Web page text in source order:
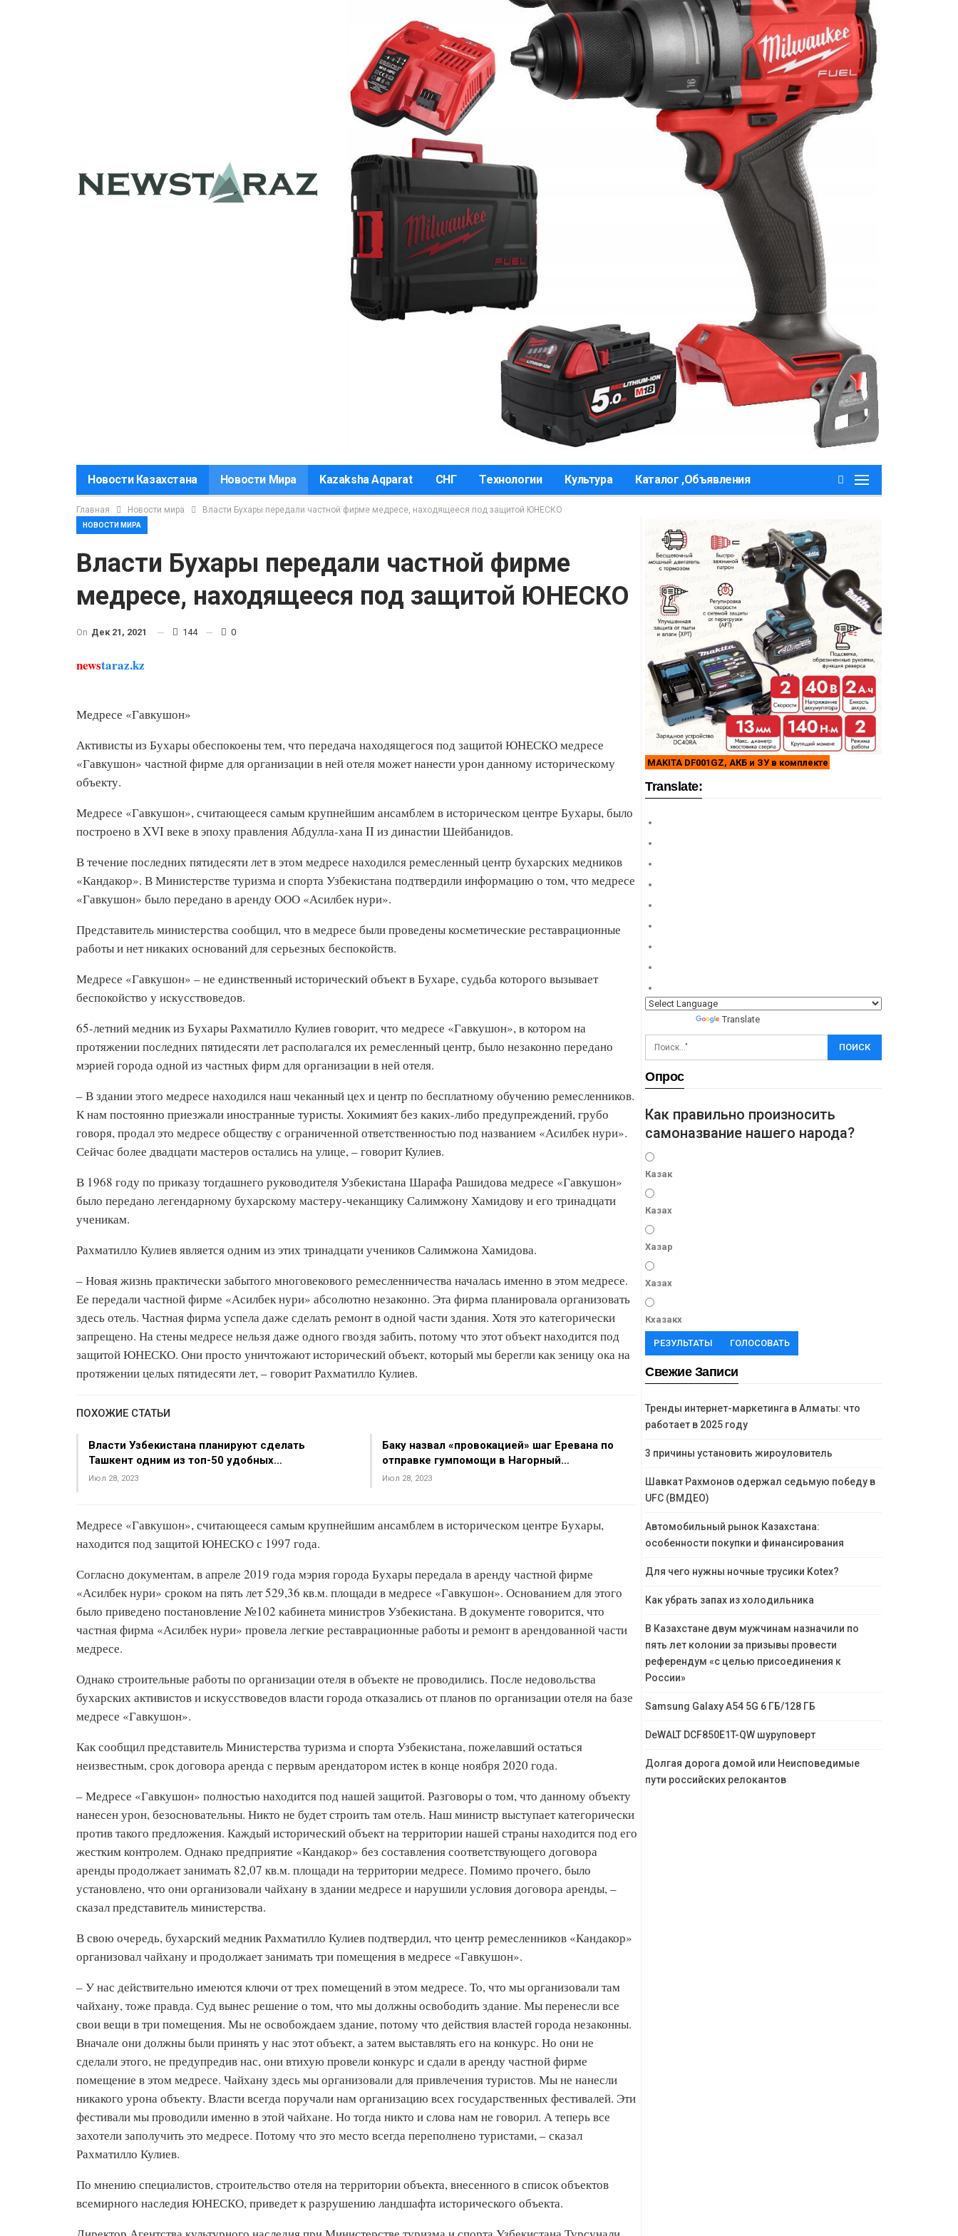
Новости Казахстана Новости Мира Kazaksha Aqparat СНГ Технологии Культура Каталог ,Объявления
Главная Новости мира Власти Бухары передали частной фирме медресе, находящееся под защитой ЮНЕСКО
НОВОСТИ МИРА
Власти Бухары передали частной фирме
медресе, находящееся под защитой ЮНЕСКО
On Дек 21, 2021 144 0
newstaraz.kz
Медресе «Гавкушон»
Активисты из Бухары обеспокоены тем, что передача находящегося под защитой ЮНЕСКО медресе
«Гавкушон» частной фирме для организации в ней отеля может нанести урон данному историческому
объекту.
Медресе «Гавкушон», считающееся самым крупнейшим ансамблем в историческом центре Бухары, было
построено в XVI веке в эпоху правления Абдулла-хана II из династии Шейбанидов.
В течение последних пятидесяти лет в этом медресе находился ремесленный центр бухарских медников
«Кандакор». В Министерстве туризма и спорта Узбекистана подтвердили информацию о том, что медресе
«Гавкушон» было передано в аренду ООО «Асилбек нури».
Представитель министерства сообщил, что в медресе были проведены косметические реставрационные
работы и нет никаких оснований для серьезных беспокойств.
Медресе «Гавкушон» – не единственный исторический объект в Бухаре, судьба которого вызывает
беспокойство у искусствоведов.
65-летний медник из Бухары Рахматилло Кулиев говорит, что медресе «Гавкушон», в котором на
протяжении последних пятидесяти лет располагался их ремесленный центр, было незаконно передано
мэрией города одной из частных фирм для организации в ней отеля.
– В здании этого медресе находился наш чеканный цех и центр по бесплатному обучению ремесленников.
К нам постоянно приезжали иностранные туристы. Хокимият без каких-либо предупреждений, грубо
говоря, продал это медресе обществу с ограниченной ответственностью под названием «Асилбек нури».
Сейчас более двадцати мастеров остались на улице, – говорит Кулиев.
В 1968 году по приказу тогдашнего руководителя Узбекистана Шарафа Рашидова медресе «Гавкушон»
было передано легендарному бухарскому мастеру-чеканщику Салимжону Хамидову и его тринадцати
ученикам.
Рахматилло Кулиев является одним из этих тринадцати учеников Салимжона Хамидова.
– Новая жизнь практически забытого многовекового ремесленничества началась именно в этом медресе.
Ее передали частной фирме «Асилбек нури» абсолютно незаконно. Эта фирма планировала организовать
здесь отель. Частная фирма успела даже сделать ремонт в одной части здания. Хотя это категорически
запрещено. На стены медресе нельзя даже одного гвоздя забить, потому что этот объект находится под
защитой ЮНЕСКО. Они просто уничтожают исторический объект, который мы берегли как зеницу ока на
протяжении целых пятидесяти лет, – говорит Рахматилло Кулиев.
ПОХОЖИЕ СТАТЬИ
Власти Узбекистана планируют сделать
Ташкент одним из топ-50 удобных…
Июл 28, 2023
Баку назвал «провокацией» шаг Еревана по
отправке гумпомощи в Нагорный…
Июл 28, 2023
Медресе «Гавкушон», считающееся самым крупнейшим ансамблем в историческом центре Бухары,
находится под защитой ЮНЕСКО с 1997 года.
Согласно документам, в апреле 2019 года мэрия города Бухары передала в аренду частной фирме
«Асилбек нури» сроком на пять лет 529,36 кв.м. площади в медресе «Гавкушон». ​Основанием для этого
было приведено постановление №102 кабинета министров Узбекистана. В документе говорится, что
частная фирма «Асилбек нури» провела легкие реставрационные работы и ремонт в арендованной части
медресе.
Однако строительные работы по организации отеля в объекте не проводились. После недовольства
бухарских активистов и искусствоведов власти города отказались от планов по организации отеля на базе
медресе «Гавкушон».
Как сообщил представитель Министерства туризма и спорта Узбекистана, пожелавший остаться
неизвестным, срок договора аренда с первым арендатором истек в конце ноября 2020 года.
– Медресе «Гавкушон» полностью находится под нашей защитой. Разговоры о том, что данному объекту
нанесен урон, безосновательны. Никто не будет строить там отель. Наш министр выступает категорически
против такого предложения. Каждый исторический объект на территории нашей страны находится под его
жестким контролем. Однако предприятие «Кандакор» без составления соответствующего договора
аренды продолжает занимать 82,07 кв.м. площади на территории медресе. Помимо прочего, было
установлено, что они организовали чайхану в здании медресе и нарушили условия договора аренды, –
сказал представитель министерства.
В свою очередь, бухарский медник Рахматилло Кулиев подтвердил, что центр ремесленников «Кандакор»
организовал чайхану и продолжает занимать три помещения в медресе «Гавкушон».
– У нас действительно имеются ключи от трех помещений в этом медресе. То, что мы организовали там
чайхану, тоже правда. Суд вынес решение о том, что мы должны освободить здание. Мы перенесли все
свои вещи в три помещения. Мы не освобождаем здание, потому что действия властей города незаконны.
Вначале они должны были принять у нас этот объект, а затем выставлять его на конкурс. Но они не
сделали этого, не предупредив нас, они втихую провели конкурс и сдали в аренду частной фирме
помещение в этом медресе. Чайхану здесь мы организовали для привлечения туристов. Мы не нанесли
никакого урона объекту. Власти всегда поручали нам организацию всех государственных фестивалей. Эти
фестивали мы проводили именно в этой чайхане. Но тогда никто и слова нам не говорил. А теперь все
захотели заполучить это медресе. Потому что это место всегда переполнено туристами, – сказал
Рахматилло Кулиев.
По мнению специалистов, строительство отеля на территории объекта, внесенного в список объектов
всемирного наследия ЮНЕСКО, приведет к разрушению ландшафта исторического объекта.
MAKITA DF001GZ, АКБ и ЗУ в комплекте
Translate:
Translate
Опрос
Как правильно произносить
самоназвание нашего народа?
Казак
Казах
Хазар
Хазах
Кхазакх
РЕЗУЛЬТАТЫ ГОЛОСОВАТЬ
Свежие Записи
Тренды интернет-маркетинга в Алматы: что
работает в 2025 году
3 причины установить жироуловитель
Шавкат Рахмонов одержал седьмую победу в
UFC (ВМДЕО)
Автомобильный рынок Казахстана:
особенности покупки и финансирования
Для чего нужны ночные трусики Kotex?
Как убрать запах из холодильника
В Казахстане двум мужчинам назначили по
пять лет колонии за призывы провести
референдум «с целью присоединения к
России»
Samsung Galaxy A54 5G 6 ГБ/128 ГБ
DeWALT DCF850E1T-QW шуруповерт
Долгая дорога домой или Неисповедимые
пути российских релокантов